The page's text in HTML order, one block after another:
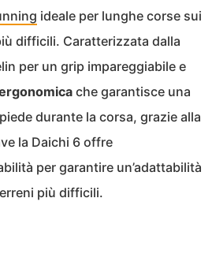
ideale per lunghe corse sui
difficili. Caratterizzata dalla
per un grip impareggiabile e
che garantisce una
durante la corsa, grazie alla
la Daichi 6 offre
per garantire un’adattabilità
più difficili.